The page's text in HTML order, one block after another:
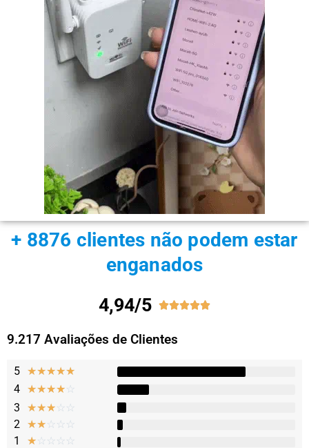
+ 8876 clientes não podem estar
enganados
4,94/5 
9.217 Avaliações de Clientes
5 ★★★★★
4 ☆☆☆☆☆
3 ☆☆☆☆ ☆
2 ☆☆☆ ☆ ☆
1 ☆☆ ☆ ☆ ☆